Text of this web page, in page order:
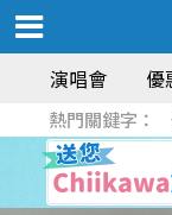
演唱會 優
熱門關鍵字：